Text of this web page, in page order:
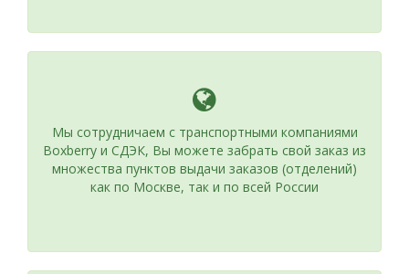
Мы сотрудничаем с транспортными компаниями
Boxberry и СДЭК, Вы можете забрать свой заказ из
множества пунктов выдачи заказов (отделений)
как по Москве, так и по всей России